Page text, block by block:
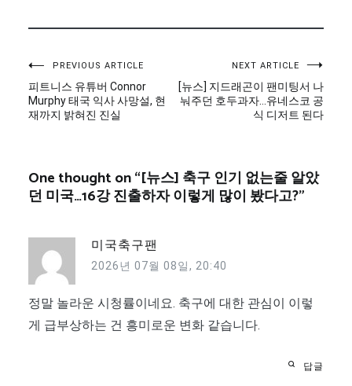
글
탐
색
PREVIOUS ARTICLE
피트니스 유튜버 Connor
Murphy 태국 익사 사망설, 현
재까지 밝혀진 진실
NEXT ARTICLE
[뉴스] 지드래곤이 팬미팅서 나
눠주던 호두과자…유네스코 공
식 디저트 된다
One thought on “[뉴스] 축구 인기 없는줄 알았
던 미국…16강 진출하자 이렇게 많이 봤다고?”
미국축구팬
2026년 07월 08일, 20:40
정말 놀라운 시청률이네요. 축구에 대한 관심이 이렇
게 급부상하는 건 흥미로운 변화 같습니다.
답글